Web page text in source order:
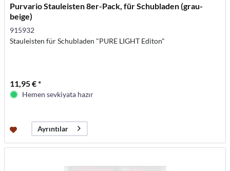
Purvario Stauleisten 8er-Pack, für Schubladen (grau-
beige)
915932
Stauleisten für Schubladen "PURE LIGHT Editon"
11,95 € *
Hemen sevkiyata hazır
Ayrıntılar